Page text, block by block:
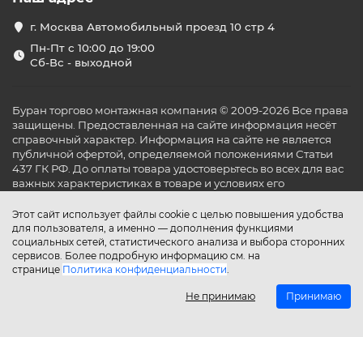
Этот сайт использует файлы cookie с целью повышения удобства
для пользователя, а именно — дополнения функциями
социальных сетей, статистического анализа и выбора сторонних
сервисов. Более подробную информацию см. на
странице Политика конфиденциальности.
Не принимаю Принимаю
г. Москва Автомобильный проезд 10 стр 4
Пн-Пт с 10:00 до 19:00
Сб-Вс - выходной
Буран торгово монтажная компания © 2009-2026 Все права
защищены. Предоставленная на сайте информация несёт
справочный характер. Информация на сайте не является
публичной офертой, определяемой положениями Статьи
437 ГК РФ. До оплаты товара удостоверьтесь во всех для вас
важных характеристиках в товаре и условиях его